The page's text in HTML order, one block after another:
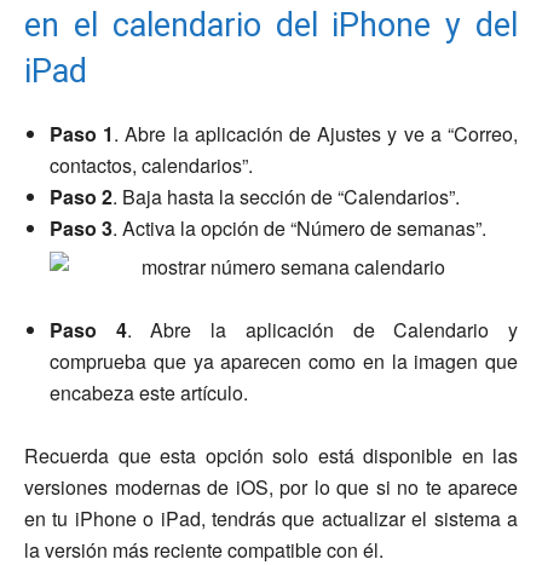
en el calendario del iPhone y del
iPad
Paso 1. Abre la aplicación de Ajustes y ve a “Correo,
contactos, calendarios”.
Paso 2. Baja hasta la sección de “Calendarios”.
Paso 3. Activa la opción de “Número de semanas”.
Paso 4. Abre la aplicación de Calendario y
comprueba que ya aparecen como en la imagen que
encabeza este artículo.
Recuerda que esta opción solo está disponible en las
versiones modernas de iOS, por lo que si no te aparece
en tu iPhone o iPad, tendrás que actualizar el sistema a
la versión más reciente compatible con él.